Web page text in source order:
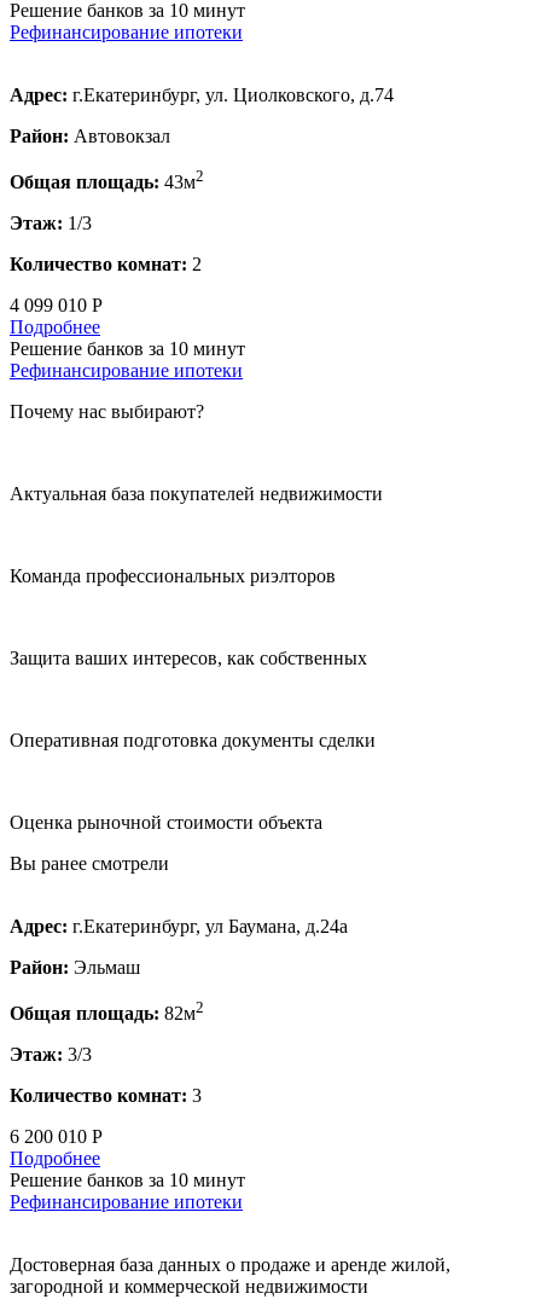
Решение банков за 10 минут
Рефинансирование ипотеки
Адрес: г.Екатеринбург, ул. Циолковского, д.74
Район: Автовокзал
Общая площадь: 43м2
Этаж: 1/3
Количество комнат: 2
4 099 010 Р
Подробнее
Решение банков за 10 минут
Рефинансирование ипотеки
Почему нас выбирают?
Актуальная база покупателей недвижимости
Команда профессиональных риэлторов
Защита ваших интересов, как собственных
Оперативная подготовка документы сделки
Оценка рыночной стоимости объекта
Вы ранее смотрели
Адрес: г.Екатеринбург, ул Баумана, д.24а
Район: Эльмаш
Общая площадь: 82м2
Этаж: 3/3
Количество комнат: 3
6 200 010 Р
Подробнее
Решение банков за 10 минут
Рефинансирование ипотеки
Достоверная база данных о продаже и аренде жилой,
загородной и коммерческой недвижимости